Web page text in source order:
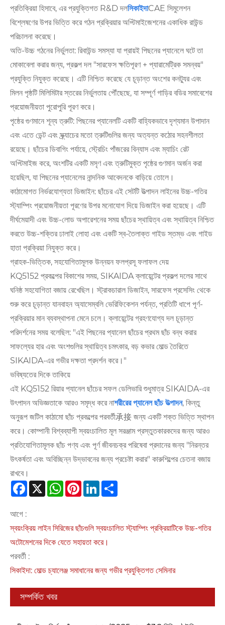
প্রতিক্রিয়া হিসাবে, এর প্রযুক্তিগত R&D দলসিকাইদাCAE সিমুলেশন
বিশ্লেষণের উপর ভিত্তি করে গঠন প্রক্রিয়ার অপ্টিমাইজেশনের একাধিক রাউন্ড
পরিচালনা করেছে।
অতি-উচ্চ গঠনের নির্ভুলতা: রিবাউন্ড সমস্যা যা প্রায়ই পিছনের প্যানেলে ঘটে তা
মোকাবেলা করার জন্য, প্রকল্প দল "সারফেস ক্ষতিপূরণ + প্যারামেট্রিক সমন্বয়"
প্রযুক্তি নিযুক্ত করেছে। এটি নিশ্চিত করেছে যে চূড়ান্ত অংশের কনট্যুর এবং
মিলন পৃষ্ঠটি মিলিমিটার স্তরের নির্ভুলতায় পৌঁছেছে, যা সম্পূর্ণ গাড়ির বডির সমাবেশের
প্রয়োজনীয়তা পুরোপুরি পূরণ করে।
পৃষ্ঠের গুণমানে শূন্য ত্রুটি: পিছনের প্যানেলটি একটি বাহ্যিকভাবে দৃশ্যমান উপাদান
এবং এতে ডেন্ট এবং স্ক্র্যাচের মতো ত্রুটিগুলির জন্য অত্যন্ত কঠোর সহনশীলতা
রয়েছে। ছাঁচের ডিবাগিং পর্যায়ে, স্ট্রেচিং পাঁজরের বিন্যাস এবং ম্যাচিং রেট
অপ্টিমাইজ করে, অংশটির একটি মসৃণ এবং ত্রুটিমুক্ত পৃষ্ঠের গুণমান অর্জন করা
হয়েছিল, যা পিছনের প্যানেলের নান্দনিক আবেদনকে বাড়িয়ে তোলে।
কাঠামোগত নির্ভরযোগ্যতা ডিজাইন: ছাঁচের এই সেটটি উত্পাদন লাইনের উচ্চ-গতির
স্ট্যাম্পিং প্রয়োজনীয়তা পূরণের উপর মনোযোগ দিয়ে ডিজাইন করা হয়েছে। এটি
দীর্ঘমেয়াদী এবং উচ্চ-লোড অপারেশনের সময় ছাঁচের স্থায়িত্ব এবং স্থায়িত্ব নিশ্চিত
করতে উচ্চ-শক্তির ঢালাই লোহা এবং একটি স্ব-তৈলাক্ত গাইড স্তম্ভ এবং গাইড
হাতা প্রক্রিয়া নিযুক্ত করে।
গ্রাহক-ভিত্তিক, সহযোগিতামূলক উন্নয়ন ফলপ্রসূ ফলাফল দেয়
KQ5152 প্রকল্পের বিকাশের সময়, SIKAIDA ক্লায়েন্টের প্রকল্প দলের সাথে
ঘনিষ্ঠ সহযোগিতা বজায় রেখেছিল। স্ট্রাকচারাল ডিজাইন, সারফেস প্রসেসিং থেকে
শুরু করে চূড়ান্ত যানবাহন অ্যাসেম্বলি ভেরিফিকেশন পর্যন্ত, প্রতিটি ধাপে পূর্ণ-
প্রক্রিয়ার মান ব্যবস্থাপনা মেনে চলে। ক্লায়েন্টের গ্রহণযোগ্য দল চূড়ান্ত
পরিদর্শনের সময় বলেছিল: "এই পিছনের প্যানেল ছাঁচের প্রথম ছাঁচ বন্ধ করার
সাফল্যের হার এবং অংশগুলির স্থায়িত্ব চমৎকার, বড় কভার মোল্ড তৈরিতে
SIKAIDA-এর গভীর দক্ষতা প্রদর্শন করে।"
ভবিষ্যতের দিকে তাকিয়ে
এই KQ5152 রিয়ার প্যানেল ছাঁচের সফল ডেলিভারি শুধুমাত্র SIKAIDA-এর
উৎপাদন অভিজ্ঞতাকে আরও সমৃদ্ধ করে নাশরীরের প্যানেল ছাঁচ উত্পাদন, কিন্তু
অনুরূপ জটিল কাঠামো ছাঁচ প্রকল্পের পরবর্তী承接 জন্য একটি শক্ত ভিত্তি স্থাপন
করে। কোম্পানী বিশ্বব্যাপী স্বয়ংচালিত মূল সরঞ্জাম প্রস্তুতকারকদের জন্য আরও
প্রতিযোগিতামূলক ছাঁচ পণ্য এবং পূর্ণ জীবনচক্র পরিষেবা প্রদানের জন্য "নিরন্তর
উৎকর্ষতা এবং অবিচ্ছিন্ন উদ্ভাবনের জন্য প্রচেষ্টা করার" কারুশিল্পের চেতনা বজায়
রাখবে।
Facebook
X WhatsApp
Pinterest
LinkedIn
আগে :
স্বয়ংক্রিয় লাইন সিরিজের ছাঁচগুলি স্বয়ংচালিত স্ট্যাম্পিং প্রক্রিয়াটিকে উচ্চ-গতির
অটোমেশনের দিকে যেতে সহায়তা করে।
পরবর্তী :
সিকাইদা: মোল্ড চ্যালেঞ্জ সমাধানের জন্য গভীর প্রযুক্তিগত সেমিনার
সম্পর্কিত খবর